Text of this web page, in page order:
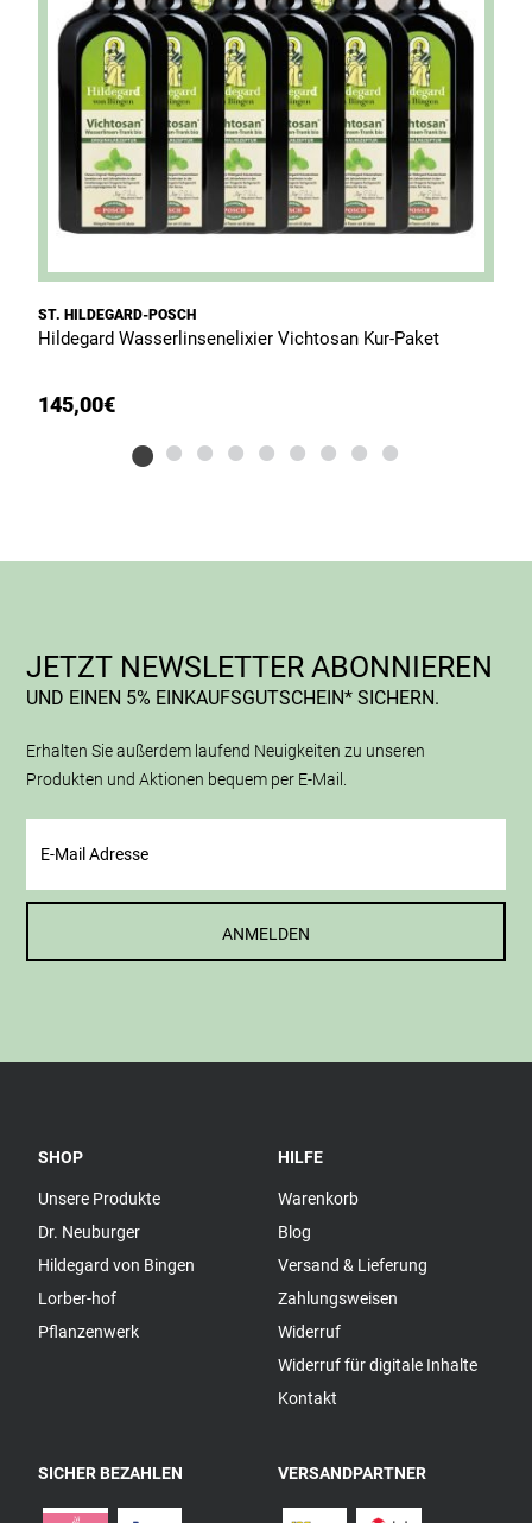
ST. HILDEGARD-POSCH
Hildegard Wasserlinsenelixier Vichtosan Kur-Paket
145,00€
JETZT NEWSLETTER ABONNIEREN
UND EINEN 5% EINKAUFSGUTSCHEIN* SICHERN.
Erhalten Sie außerdem laufend Neuigkeiten zu unseren
Produkten und Aktionen bequem per E-Mail.
ANMELDEN
SHOP
Unsere Produkte
Dr. Neuburger
Hildegard von Bingen
Lorber-hof
Pflanzenwerk
HILFE
Warenkorb
Blog
Versand & Lieferung
Zahlungsweisen
Widerruf
Widerruf für digitale Inhalte
Kontakt
SICHER BEZAHLEN VERSANDPARTNER